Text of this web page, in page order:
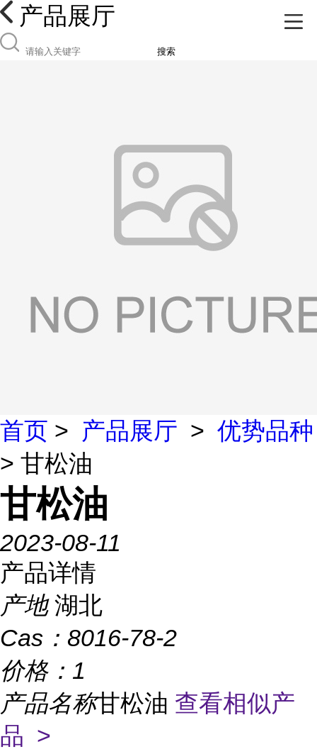
产品展厅
搜索
首页 > 产品展厅 > 优势品种
> 甘松油
甘松油
2023-08-11
产品详情
产地 湖北
Cas： 8016-78-2
价格： 1
产品名称甘松油 查看相似产
品 >